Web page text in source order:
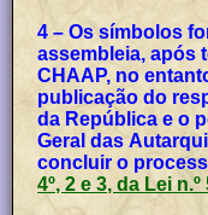
4 – Os símbolos
assembleia, após
CHAAP, no
publicação do
da República e o
Geral das
concluir o
4º, 2 e 3, da Lei